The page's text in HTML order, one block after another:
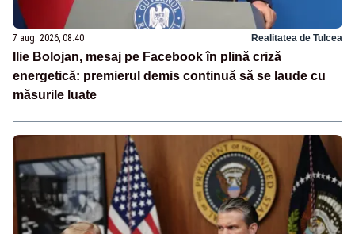
7 aug. 2026, 08:40 Realitatea de Tulcea
Ilie Bolojan, mesaj pe Facebook în plină criză
energetică: premierul demis continuă să se laude cu
măsurile luate